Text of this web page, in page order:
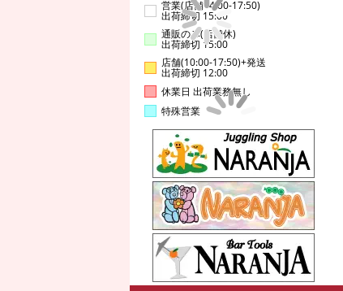
営業(店舗14:00-17:50)
出荷締切 15:00
通販のみ(店舗休)
出荷締切 15:00
店舗(10:00-17:50)+発送
出荷締切 12:00
休業日 出荷業務無し
特殊営業